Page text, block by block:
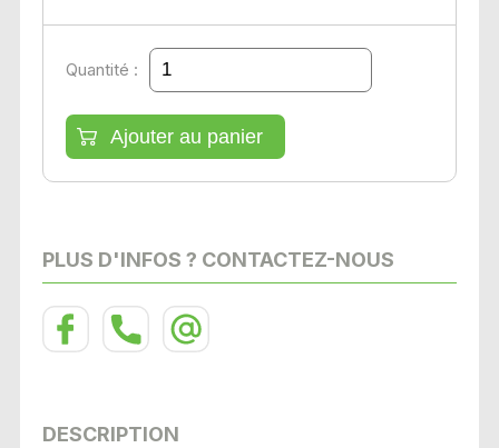
Quantité :
PLUS D'INFOS ? CONTACTEZ-NOUS
DESCRIPTION